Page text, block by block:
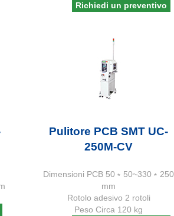
Richiedi un preventivo
Pulitore PCB SMT UC-
250M-CV
Dimensioni PCB 50﹡50~330﹡250
mm
Rotolo adesivo 2 rotoli
Peso Circa 120 kg